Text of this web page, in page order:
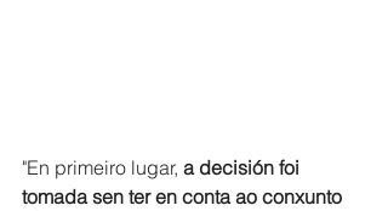
"En primeiro lugar, a decisión foi
tomada sen ter en conta ao conxunto